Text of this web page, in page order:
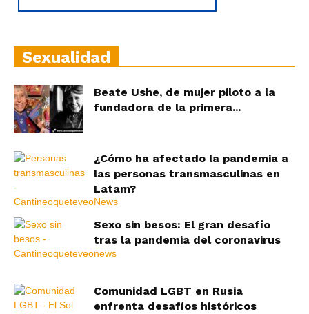
Sexualidad
Beate Ushe, de mujer piloto a la
fundadora de la primera...
¿Cómo ha afectado la pandemia a
las personas transmasculinas en
Latam?
Sexo sin besos: El gran desafío
tras la pandemia del coronavirus
Comunidad LGBT en Rusia
enfrenta desafíos históricos